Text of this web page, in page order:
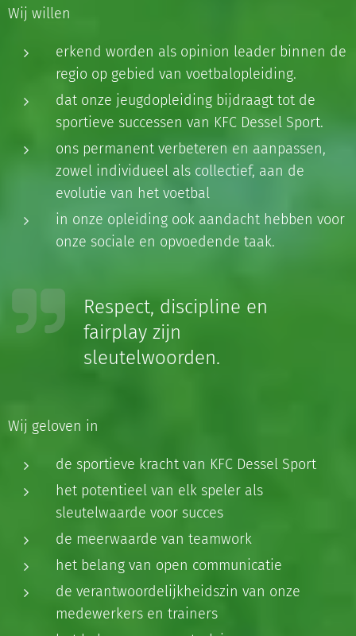
Wij willen
erkend worden als opinion leader binnen de
regio op gebied van voetbalopleiding.
dat onze jeugdopleiding bijdraagt tot de
sportieve successen van KFC Dessel Sport.
ons permanent verbeteren en aanpassen,
zowel individueel als collectief, aan de
evolutie van het voetbal
in onze opleiding ook aandacht hebben voor
onze sociale en opvoedende taak.
Respect, discipline en
fairplay zijn
sleutelwoorden.
Wij geloven in
de sportieve kracht van KFC Dessel Sport
het potentieel van elk speler als
sleutelwaarde voor succes
de meerwaarde van teamwork
het belang van open communicatie
de verantwoordelijkheidszin van onze
medewerkers en trainers